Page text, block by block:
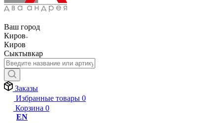
Ваш город
Киров
Киров
Сыктывкар
Заказы
Избранные товары 0
Корзина 0
EN